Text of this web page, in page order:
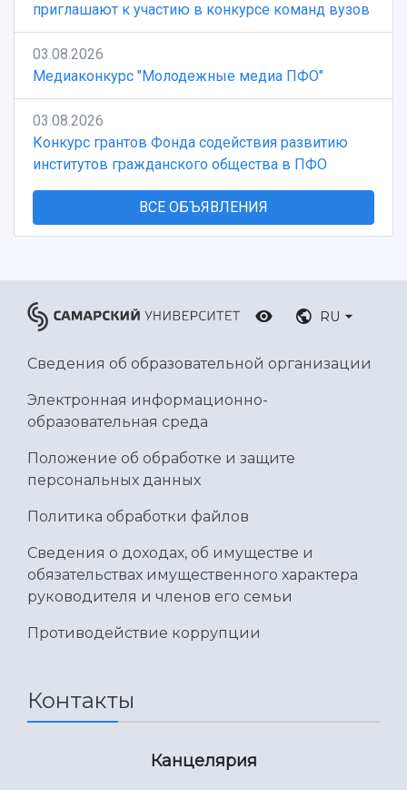
приглашают к участию в конкурсе команд вузов
03.08.2026
Медиаконкурс "Молодежные медиа ПФО"
03.08.2026
Конкурс грантов Фонда содействия развитию
институтов гражданского общества в ПФО
ВСЕ ОБЪЯВЛЕНИЯ
RU
Сведения об образовательной организации
Электронная информационно-
образовательная среда
Положение об обработке и защите
персональных данных
Политика обработки файлов
Сведения о доходах, об имуществе и
обязательствах имущественного характера
руководителя и членов его семьи
Противодействие коррупции
Контакты
Канцелярия